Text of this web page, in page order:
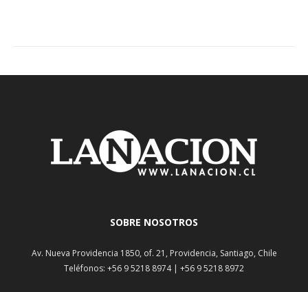
SOBRE NOSOTROS
Av. Nueva Providencia 1850, of. 21, Providencia, Santiago, Chile
Teléfonos: +56 9 5218 8974 | +56 9 5218 8972